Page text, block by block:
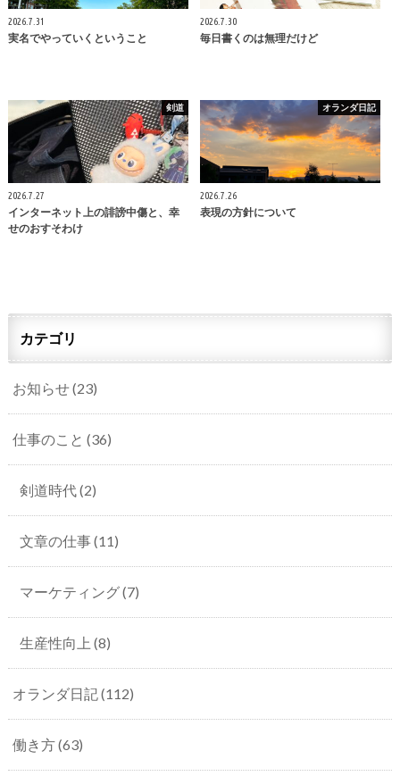
2026.7.31
実名でやっていくということ
2026.7.30
毎日書くのは無理だけど
剣道
2026.7.27
インターネット上の誹謗中傷と、幸
せのおすそわけ
オランダ日記
2026.7.26
表現の方針について
カテゴリ
お知らせ(23)
仕事のこと (36)
剣道時代(2)
文章の仕事(11)
マーケティング(7)
生産性向上 (8)
オランダ日記(112)
働き方(63)